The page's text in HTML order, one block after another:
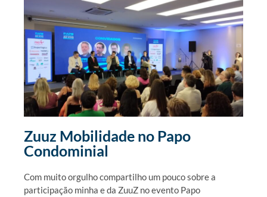
Zuuz Mobilidade no Papo
Condominial
Com muito orgulho compartilho um pouco sobre a
participação minha e da ZuuZ no evento Papo